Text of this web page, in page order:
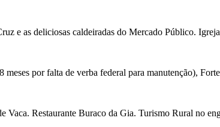
e as deliciosas caldeiradas do Mercado Público.
por falta de verba federal para manutenção),
Vaca. Restaurante Buraco da Gia. Turismo Rural no